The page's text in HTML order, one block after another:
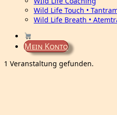
Wild Life Touch •
Wild Life Breath •
Mein Konto
1 Veranstaltung gefunden.